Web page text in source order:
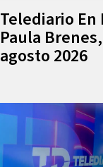
Telediario En
Paula
agosto 2026